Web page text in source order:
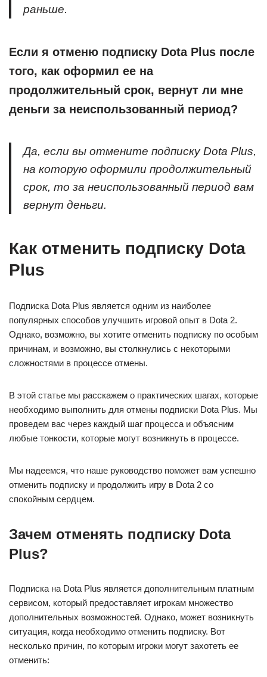
раньше.
Если я отменю подписку Dota Plus после
того, как оформил ее на
продолжительный срок, вернут ли мне
деньги за неиспользованный период?
Да, если вы отмените подписку Dota Plus,
на которую оформили продолжительный
срок, то за неиспользованный период вам
вернут деньги.
Как отменить подписку Dota
Plus
Подписка Dota Plus является одним из наиболее
популярных способов улучшить игровой опыт в Dota 2.
Однако, возможно, вы хотите отменить подписку по особым
причинам, и возможно, вы столкнулись с некоторыми
сложностями в процессе отмены.
В этой статье мы расскажем о практических шагах, которые
необходимо выполнить для отмены подписки Dota Plus. Мы
проведем вас через каждый шаг процесса и объясним
любые тонкости, которые могут возникнуть в процессе.
Мы надеемся, что наше руководство поможет вам успешно
отменить подписку и продолжить игру в Dota 2 со
спокойным сердцем.
Зачем отменять подписку Dota
Plus?
Подписка на Dota Plus является дополнительным платным
сервисом, который предоставляет игрокам множество
дополнительных возможностей. Однако, может возникнуть
ситуация, когда необходимо отменить подписку. Вот
несколько причин, по которым игроки могут захотеть ее
отменить: